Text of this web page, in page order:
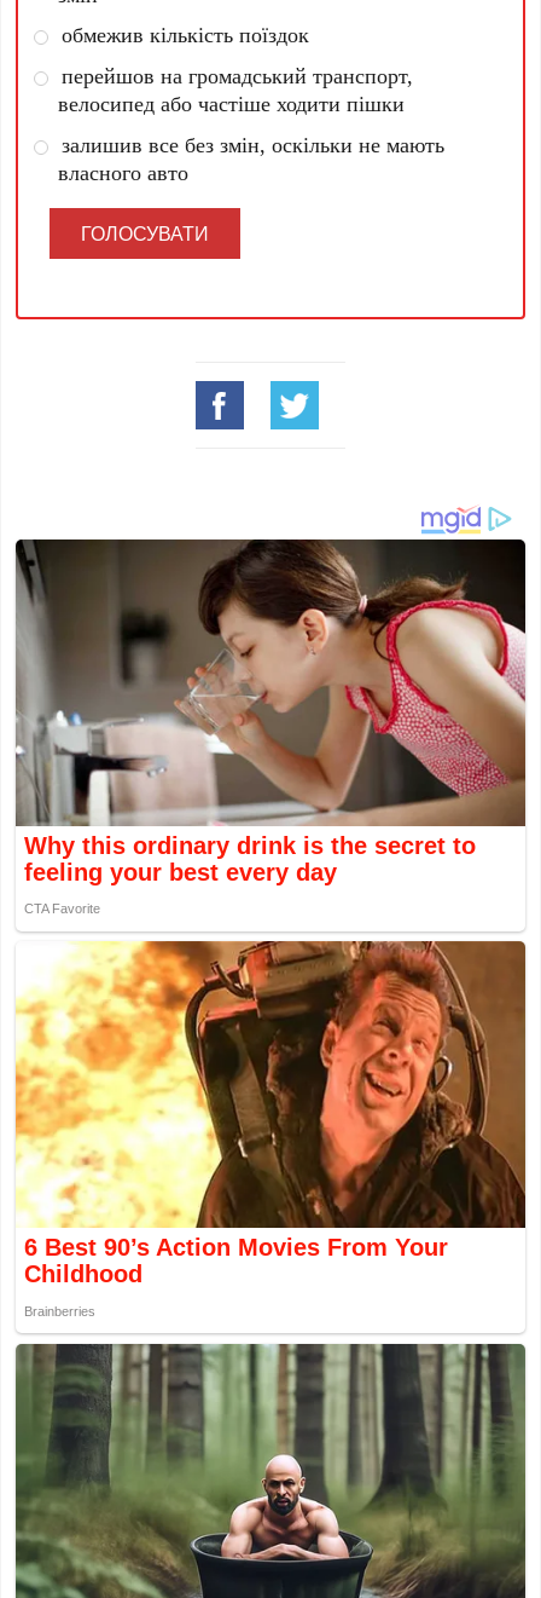
обмежив кількість поїздок
перейшов на громадський транспорт,
велосипед або частіше ходити пішки
залишив все без змін, оскільки не мають
власного авто